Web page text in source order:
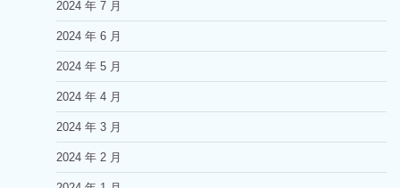
2024 年 7 月
2024 年 6 月
2024 年 5 月
2024 年 4 月
2024 年 3 月
2024 年 2 月